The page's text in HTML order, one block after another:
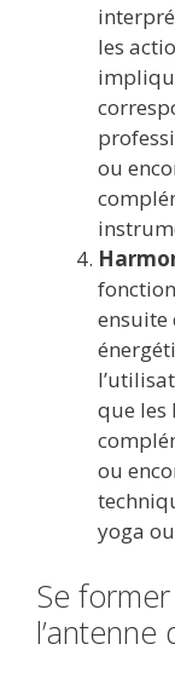
les
ou
ensuite
que les
ou
yoga
Se
l’antenne